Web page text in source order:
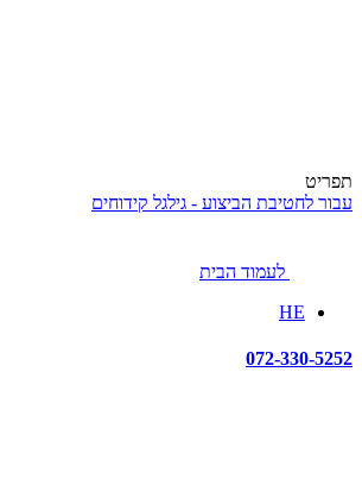
תפריט
עבור לחטיבת הביצוע - גילגל קידוחים
לעמוד הבית
HE
072-330-5252